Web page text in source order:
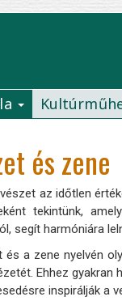
és zene
az időtlen
tekintünk,
segít harmóniára
a zene nyelvén
Ehhez
inspirálják a